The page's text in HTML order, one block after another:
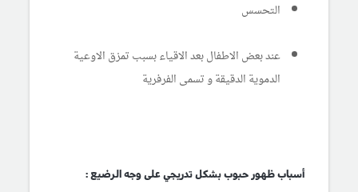
التحسس
عند بعض الاطفال بعد الاقياء بسبب تمزق الاوعية
الدموية الدقيقة و تسمى الفرفرية
أسباب ظهور حبوب بشكل تدريجي على وجه الرضيع :